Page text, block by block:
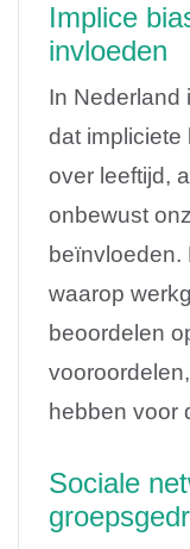
Implice
invloeden
In Nederland
dat impliciete
over leeftijd,
onbewust
beïnvloeden.
waarop
beoordelen
hebben voor
Sociale